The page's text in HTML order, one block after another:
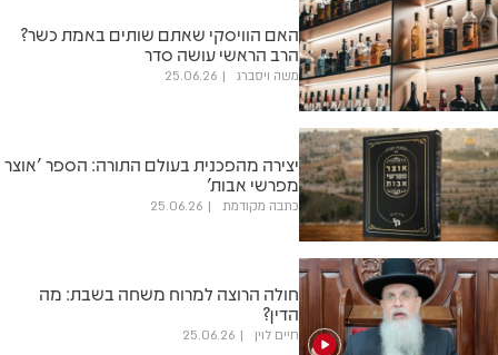
האם הוויסקי שאתם שותים באמת כשר?
הרב הראשי עושה סדר
משה ויסברג 25.06.26
יצירה מהפכנית בעולם התורה: הספר 'אוצר
מפרשי אבות'
כתבה מקודמת 25.06.26
חולה הרוצה למרוח משחה בשבת: מה
הדין?
חיים לוין 25.06.26